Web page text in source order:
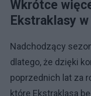
Wkrótce
Ekstraklasy
Nadchodzący
dlatego, że dzięki
poprzednich lat za
które Ekstraklasa